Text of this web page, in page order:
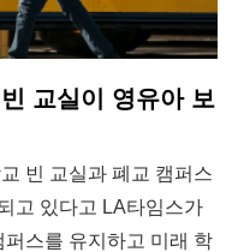
교실이 영유아 보
빈 교실과 폐교 캠퍼스
고 있다고 LA타임스가
스를 유지하고 미래 학